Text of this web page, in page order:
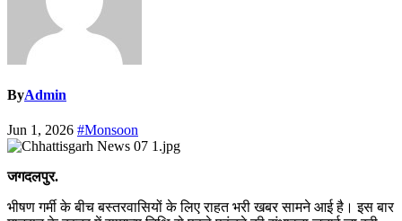
ByAdmin
Jun 1, 2026 #Monsoon
जगदलपुर.
भीषण गर्मी के बीच बस्तरवासियों के लिए राहत भरी खबर सामने आई है। इस बार